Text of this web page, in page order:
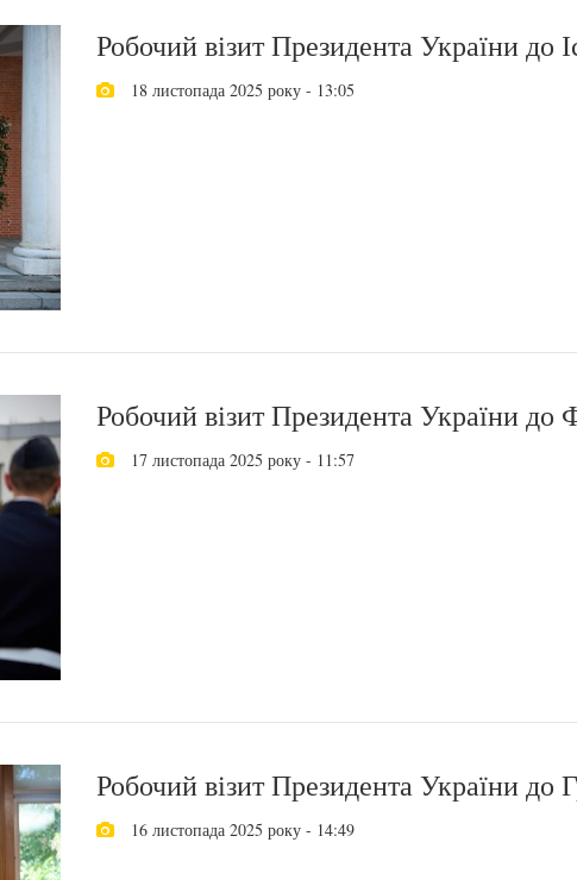
Робочий візит Президента України до
18 листопада 2025 року - 13:05
Робочий візит Президента України до
17 листопада 2025 року - 11:57
Робочий візит Президента України до
16 листопада 2025 року - 14:49